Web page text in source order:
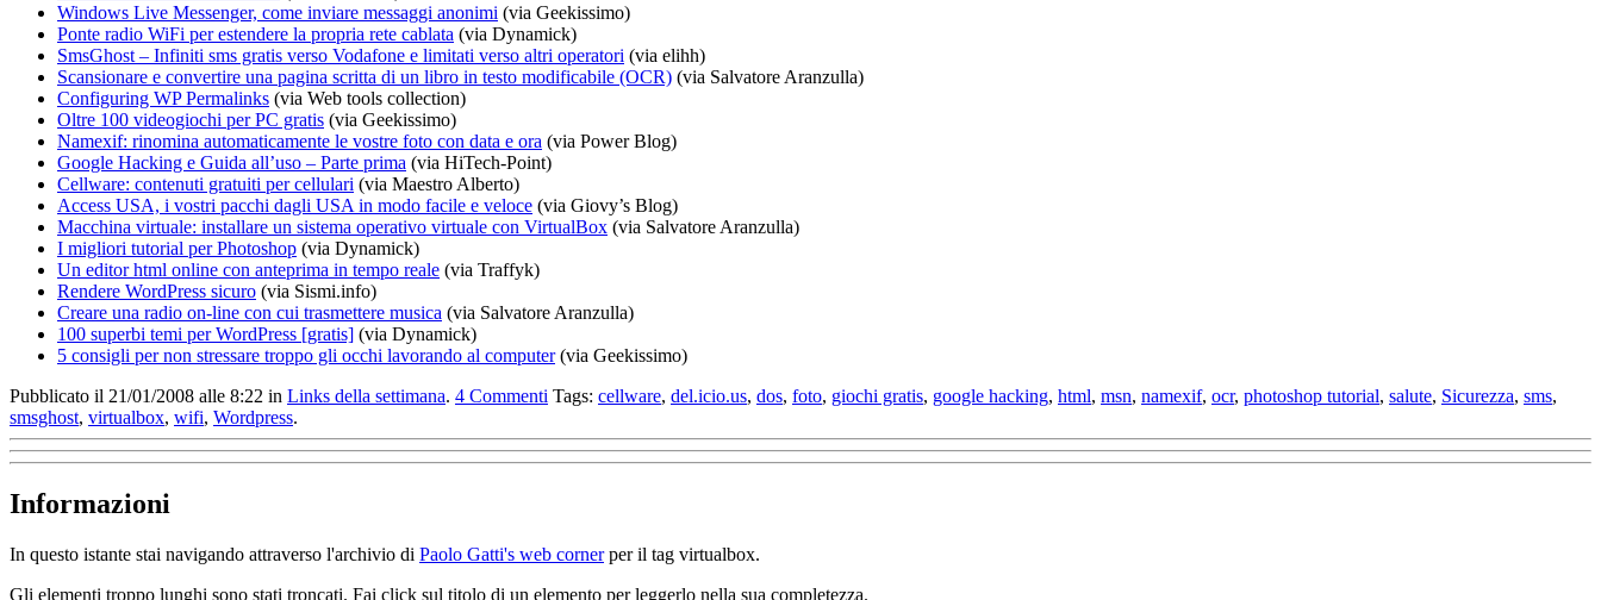
Windows Live Messenger, come inviare messaggi anonimi (via Geekissimo)
Ponte radio WiFi per estendere la propria rete cablata (via Dynamick)
SmsGhost – Infiniti sms gratis verso Vodafone e limitati verso altri operatori (via elihh)
Scansionare e convertire una pagina scritta di un libro in testo modificabile (OCR) (via Salvatore Aranzulla)
Configuring WP Permalinks (via Web tools collection)
Oltre 100 videogiochi per PC gratis (via Geekissimo)
Namexif: rinomina automaticamente le vostre foto con data e ora (via Power Blog)
Google Hacking e Guida all’uso – Parte prima (via HiTech-Point)
Cellware: contenuti gratuiti per cellulari (via Maestro Alberto)
Access USA, i vostri pacchi dagli USA in modo facile e veloce (via Giovy’s Blog)
Macchina virtuale: installare un sistema operativo virtuale con VirtualBox (via Salvatore Aranzulla)
I migliori tutorial per Photoshop (via Dynamick)
Un editor html online con anteprima in tempo reale (via Traffyk)
Rendere WordPress sicuro (via Sismi.info)
Creare una radio on-line con cui trasmettere musica (via Salvatore Aranzulla)
100 superbi temi per WordPress [gratis] (via Dynamick)
5 consigli per non stressare troppo gli occhi lavorando al computer(via Geekissimo)
Pubblicato il 21/01/2008 alle 8:22 in Links della settimana. 4 Commenti Tags: cellware, del.icio.us, dos, foto, giochi gratis, google hacking, html, msn, namexif, ocr, photoshop tutorial, salute, Sicurezza, sms,
smsghost, virtualbox, wifi, Wordpress.
Informazioni
In questo istante stai navigando attraverso l'archivio di Paolo Gatti's web cornerper il tag virtualbox.
Gli elementi troppo lunghi sono stati troncati. Fai click sul titolo di un elemento per leggerlo nella sua completezza.